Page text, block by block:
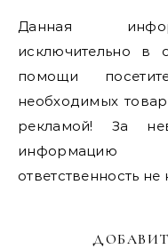
Данная
исключительно в
помощи
необходимых
рекламой! За
информацию
ответственность не